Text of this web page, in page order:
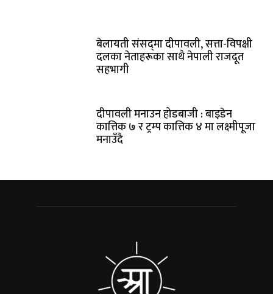
बेलायती संसद्‌मा दीपावली‚ सत्ता-विपक्षी
दलका नेताहरूका साथै नेपाली राजदूत
सहभागी
दीपावली मनाउन होडबाजी : बाइडेन
कात्तिक ७ र ट्रम्प कात्तिक ४ मा लक्ष्मीपूजा
मनाउँदै